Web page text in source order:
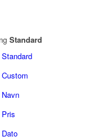
Standard
Standard
Custom
Navn
Pris
Dato